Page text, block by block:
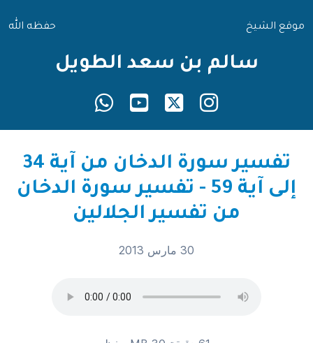
موقع الشيخ حفظه الله
سالم بن سعد الطويل
تفسير سورة الدخان من آية 34
إلى آية 59 - تفسير سورة الدخان
من تفسير الجلالين
30 مارس 2013